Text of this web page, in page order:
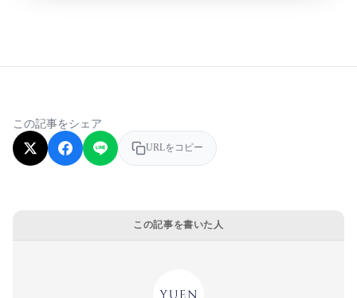
この記事をシェア
URLをコピー
この記事を書いた人